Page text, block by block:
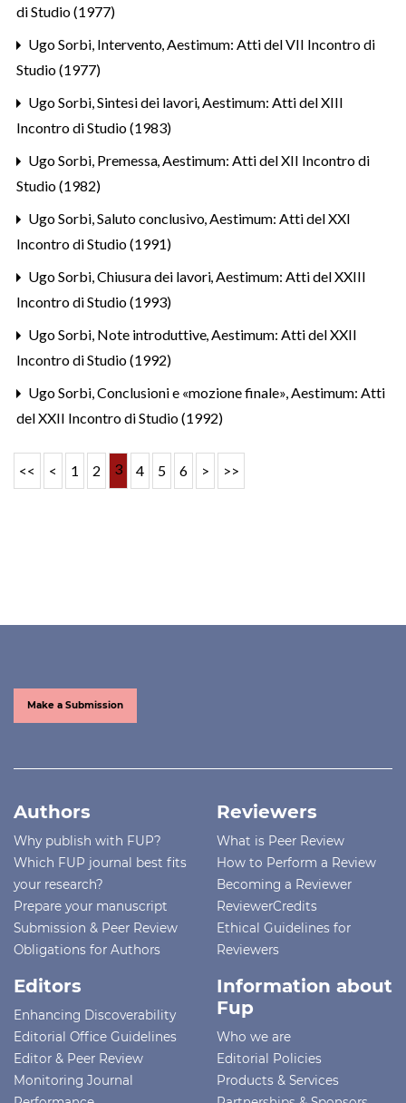
di Studio (1977)
Ugo Sorbi, Intervento,Aestimum: Atti del VII Incontro di
Studio (1977)
Ugo Sorbi,Sintesi dei lavori,Aestimum: Atti del XIII
Incontro di Studio (1983)
Ugo Sorbi, Premessa,Aestimum: Atti del XII Incontro di
Studio (1982)
Ugo Sorbi,Saluto conclusivo,Aestimum: Atti del XXI
Incontro di Studio (1991)
Ugo Sorbi,Chiusura dei lavori,Aestimum: Atti del XXIII
Incontro di Studio (1993)
Ugo Sorbi, Note introduttive,Aestimum: Atti del XXII
Incontro di Studio (1992)
Ugo Sorbi,Conclusioni e «mozione finale»,Aestimum: Atti
del XXII Incontro di Studio (1992)
<< < 1 2 3 4 5 6 > >>
Make a Submission
Authors
Why publish with FUP?
Which FUP journal best fits
your research?
Prepare your manuscript
Submission & Peer Review
Obligations for Authors
Reviewers
What is Peer Review
How to Perform a Review
Becoming a Reviewer
ReviewerCredits
Ethical Guidelines for
Reviewers
Editors
Enhancing Discoverability
Editorial Office Guidelines
Editor & Peer Review
Monitoring Journal
Information about
Fup
Who we are
Editorial Policies
Products & Services